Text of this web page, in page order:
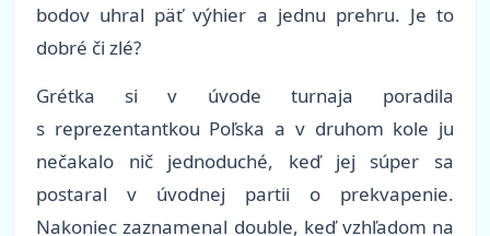
bodov uhral päť výhier a jednu prehru. Je to
dobré či zlé?
Grétka si v úvode turnaja poradila
s reprezentantkou Poľska a v druhom kole ju
nečakalo nič jednoduché, keď jej súper sa
postaral v úvodnej partii o prekvapenie.
Nakoniec zaznamenal double, keď vzhľadom na